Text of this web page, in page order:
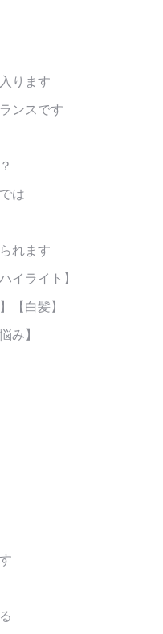
ります
ンスです
は
れます
イライト】
【白髪】
み】